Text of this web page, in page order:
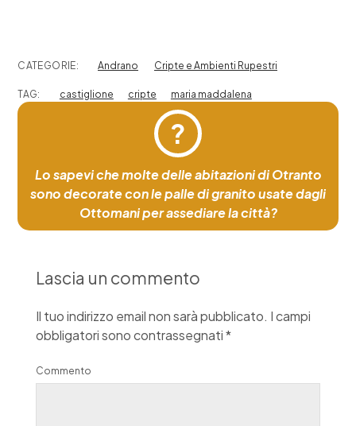
CATEGORIE: Andrano Cripte e Ambienti Rupestri
TAG: castiglione cripte maria maddalena
?
Lo sapevi che molte delle abitazioni di Otranto
sono decorate con le palle di granito usate dagli
Ottomani per assediare la città?
Lascia un commento
Il tuo indirizzo email non sarà pubblicato. I campi
obbligatori sono contrassegnati*
Commento